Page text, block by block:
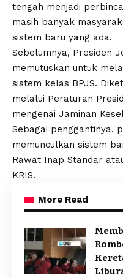
tengah menjadi
masih banyak
sistem baru yang ada.
Sebelumnya, Presiden
memutuskan untuk
sistem kelas BPJS.
melalui Peraturan
mengenai Jaminan
Sebagai penggantinya,
memunculkan sistem
Rawat Inap Standar
KRIS.
More Read